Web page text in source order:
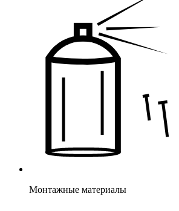
Монтажные материалы